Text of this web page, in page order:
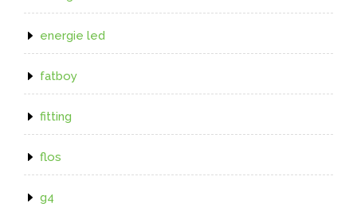
energie led
fatboy
fitting
flos
g4